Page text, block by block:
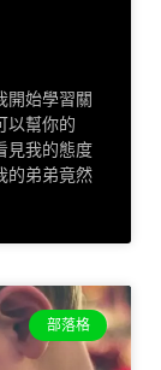
開始學習關
以幫你的
見我的態度
的弟弟竟然
部落格